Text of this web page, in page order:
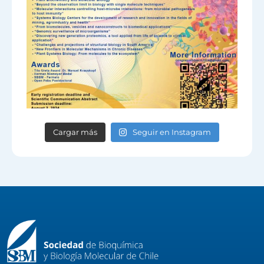
Cargar más Seguir en Instagram